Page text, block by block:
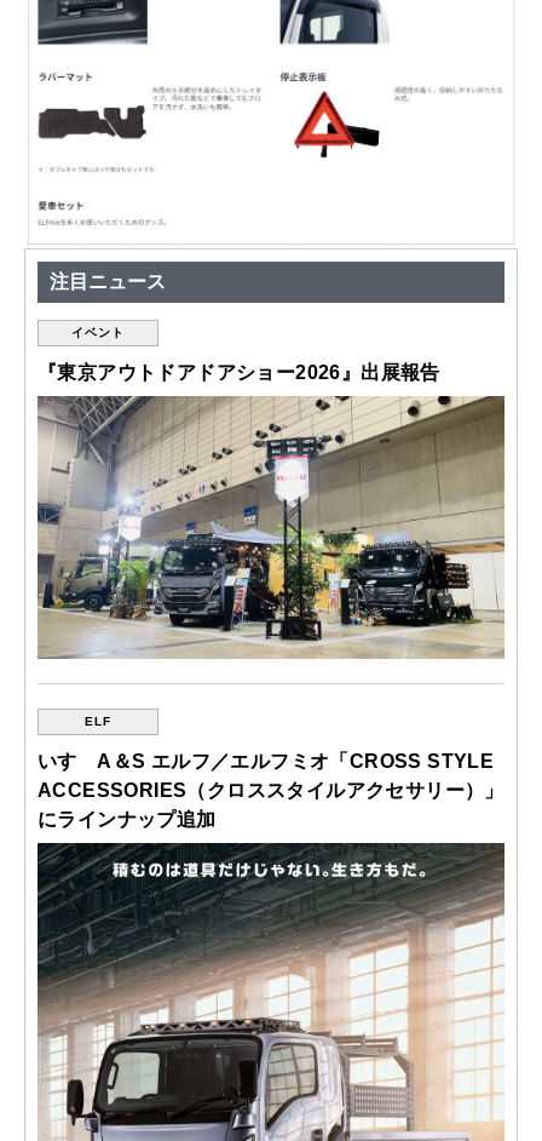
注目ニュース
イベント
『東京アウトドアドアショー2026』出展報告
ELF
いすゞA＆S エルフ／エルフミオ「CROSS STYLE
ACCESSORIES（クロススタイルアクセサリー）」
にラインナップ追加